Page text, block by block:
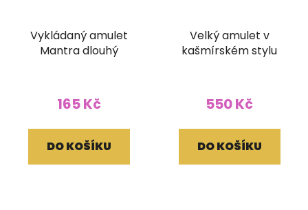
Vykládaný amulet
Mantra dlouhý
165 Kč
DO KOŠÍKU
Velký amulet v
kašmírském stylu
550 Kč
DO KOŠÍKU